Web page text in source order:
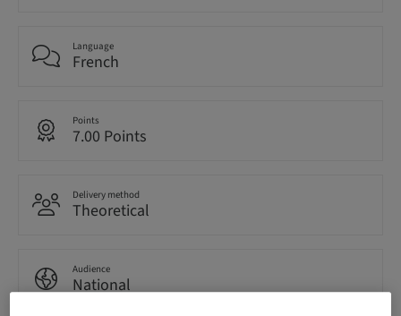
Language
French
Points
7.00 Points
Delivery method
Theoretical
Audience
National